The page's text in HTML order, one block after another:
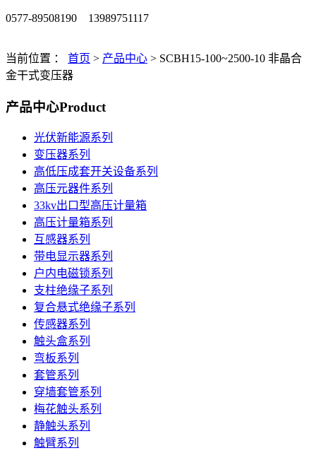
0577-89508190 13989751117
当前位置 ： 首页 > 产品中心 > SCBH15-100~2500-10 非晶合
金干式变压器
产品中心Product
光伏新能源系列
变压器系列
高低压成套开关设备系列
高压元器件系列
33kv出口型高压计量箱
高压计量箱系列
互感器系列
带电显示器系列
户内电磁锁系列
支柱绝缘子系列
复合悬式绝缘子系列
传感器系列
触头盒系列
弯板系列
套管系列
穿墙套管系列
梅花触头系列
静触头系列
触臂系列